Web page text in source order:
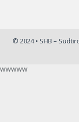
© 2024 • SHB –
wwwww